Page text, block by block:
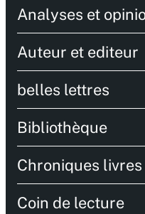
Analyses et
Auteur et editeur
belles lettres
Bibliothèque
Chroniques livres
Coin de lecture